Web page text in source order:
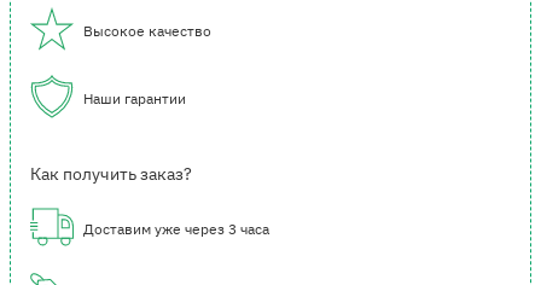
Высокое качество
Наши гарантии
Как получить заказ?
Доставим уже через 3 часа